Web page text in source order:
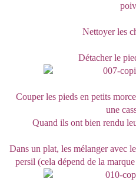
Nettoyer les
Détacher le
Couper les pieds en petits
une
Quand ils ont bien rendu
Dans un plat, les mélanger avec
persil (cela dépend de la